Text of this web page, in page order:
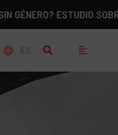
ESTUDIO SOBRE LA